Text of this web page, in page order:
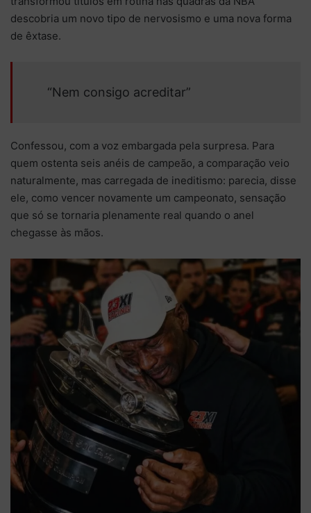
descobria um novo tipo de nervosismo e uma nova forma
de êxtase.
“Nem consigo acreditar”
Confessou, com a voz embargada pela surpresa. Para
quem ostenta seis anéis de campeão, a comparação veio
naturalmente, mas carregada de ineditismo: parecia, disse
ele, como vencer novamente um campeonato, sensação
que só se tornaria plenamente real quando o anel
chegasse às mãos.